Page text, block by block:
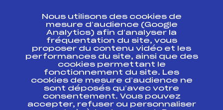
Ressources
Pass’Neige
Projet sportif fédéral
Projet de performance fédéral
Antidopage
Pôle Développement, Formation, Suivi
Nous utilisons des cookies de
mesure d’audience (Google
Analytics) afin d’analyser la
fréquentation du site, vous
proposer du contenu vidéo et les
performances du site, ainsi que des
cookies permettant le
fonctionnement du site. Les
cookies de mesure d’audience ne
sont déposés qu’avec votre
consentement. Vous pouvez
accepter, refuser ou personnaliser